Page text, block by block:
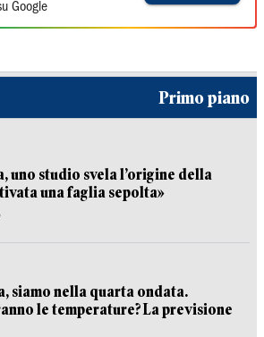
Google
Primo piano
uno studio svela l’origine della
una faglia sepolta»
siamo nella quarta ondata.
le temperature? La previsione